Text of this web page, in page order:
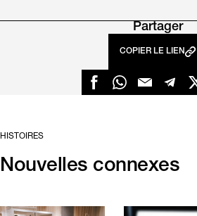
Partager
COPIER LE LIEN
HISTOIRES
Nouvelles connexes